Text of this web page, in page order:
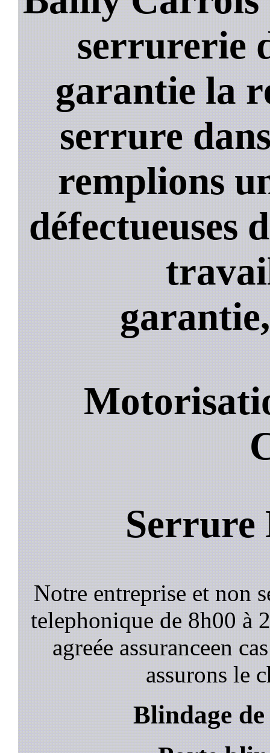
serrurerie
garantie la
serrure
remplions
défectueuses
garantie,
Serrure
Notre entreprise et non
telephonique de 8h00 à
agreée assuranceen
assurons le
Blindage